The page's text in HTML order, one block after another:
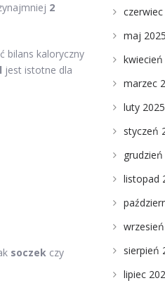
2
bilans kaloryczny
jest istotne dla
soczek czy
maj 2025
kwiecień
marzec
luty 2025
styczeń
listopad
sierpień
lipiec